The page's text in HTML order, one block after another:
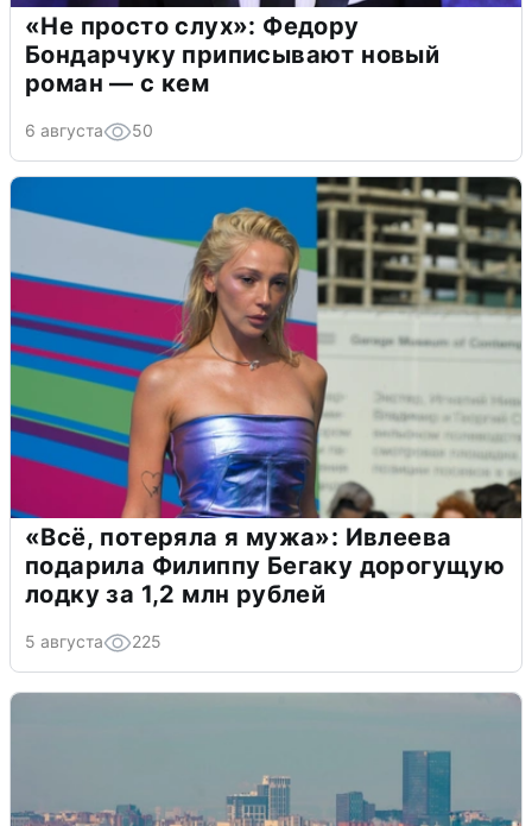
«Не просто слух»: Федору
Бондарчуку приписывают новый
роман — с кем
6 августа 50
«Всё, потеряла я мужа»: Ивлеева
подарила Филиппу Бегаку дорогущую
лодку за 1,2 млн рублей
5 августа 225